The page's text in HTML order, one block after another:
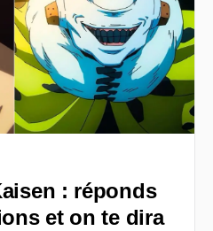
: réponds
et on te dira